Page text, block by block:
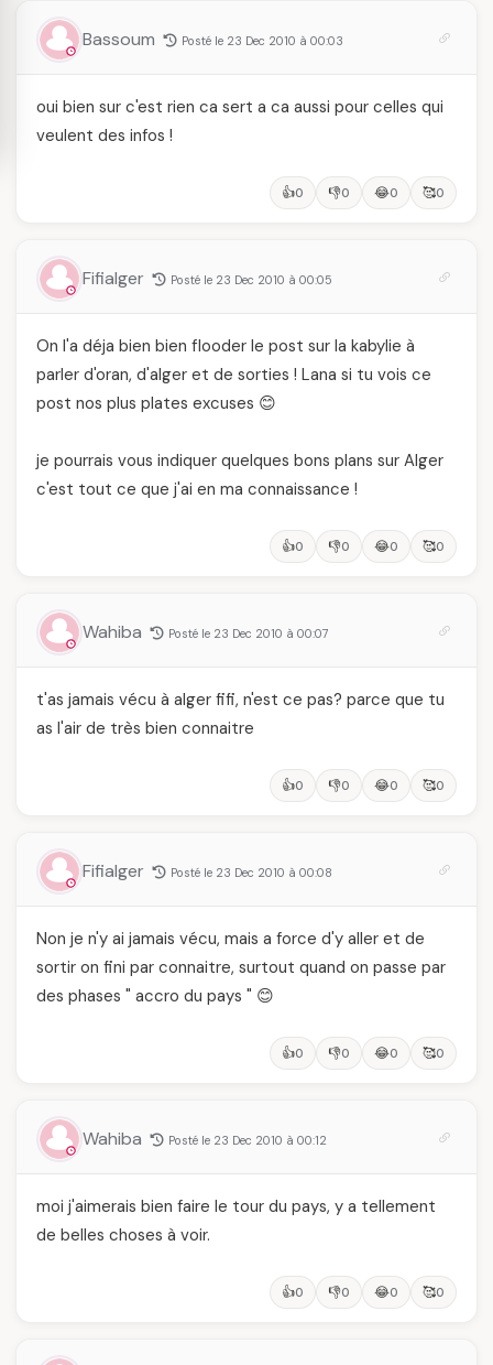
Bassoum Posté le 23 Dec 2010 à 00:03
oui bien sur c'est rien ca sert a ca aussi pour celles qui
veulent des infos !
👍0 👎0 😂0 🥰0
Fifialger Posté le 23 Dec 2010 à 00:05
On l'a déja bien bien flooder le post sur la kabylie à
parler d'oran, d'alger et de sorties ! Lana si tu vois ce
post nos plus plates excuses 😊
je pourrais vous indiquer quelques bons plans sur Alger
c'est tout ce que j'ai en ma connaissance !
👍0 👎0 😂0 🥰0
Wahiba Posté le 23 Dec 2010 à 00:07
t'as jamais vécu à alger fifi, n'est ce pas? parce que tu
as l'air de très bien connaitre
👍0 👎0 😂0 🥰0
Fifialger Posté le 23 Dec 2010 à 00:08
Non je n'y ai jamais vécu, mais a force d'y aller et de
sortir on fini par connaitre, surtout quand on passe par
des phases " accro du pays " 😊
👍0 👎0 😂0 🥰0
Wahiba Posté le 23 Dec 2010 à 00:12
moi j'aimerais bien faire le tour du pays, y a tellement
de belles choses à voir.
👍0 👎0 😂0 🥰0